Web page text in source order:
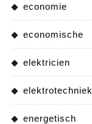
economie
economische
elektricien
elektrotechniek
energetisch